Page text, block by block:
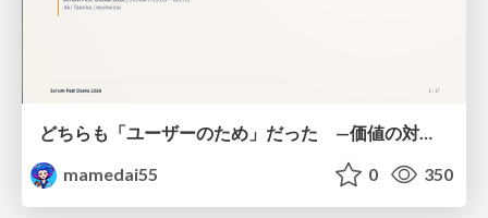
どちらも「ユーザーのため」だった —価値の対立を仮説検証に変えて #Scrumfest Osaka 2026
mamedai55
0 350